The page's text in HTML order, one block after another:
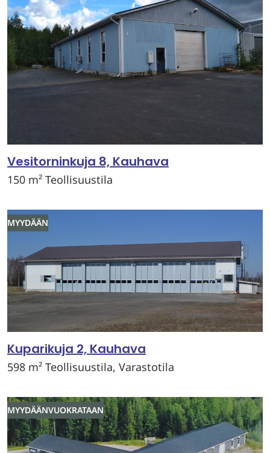
Vesitorninkuja 8, Kauhava
150 m² Teollisuustila
MYYDÄÄN
Kuparikuja 2, Kauhava
598 m² Teollisuustila, Varastotila
MYYDÄÄNVUOKRATAAN